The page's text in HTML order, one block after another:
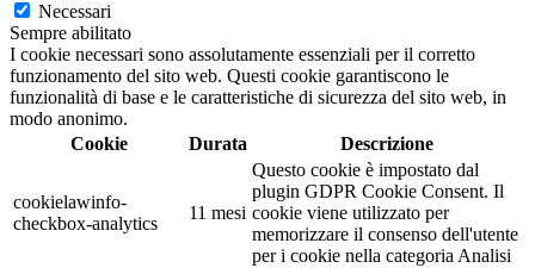
Necessari
Sempre abilitato
I cookie necessari sono assolutamente essenziali per il corretto
funzionamento del sito web. Questi cookie garantiscono le
funzionalità di base e le caratteristiche di sicurezza del sito web, in
modo anonimo.
Cookie
Durata Descrizione
cookielawinfo-
checkbox-analytics
11 mesi
Questo cookie è impostato dal
plugin GDPR Cookie Consent. Il
cookie viene utilizzato per
memorizzare il consenso dell'utente
per i cookie nella categoria Analisi